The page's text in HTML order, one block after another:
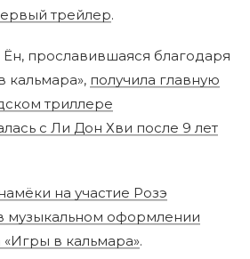
трейлер.
прославившаяся благодаря
кальмара», получила главную
триллере
с Ли Дон Хви после 9 лет
на участие Розэ
музыкальном оформлении
«Игры в кальмара».